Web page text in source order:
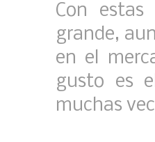
Con
grande,
en el
gusto es
muchas